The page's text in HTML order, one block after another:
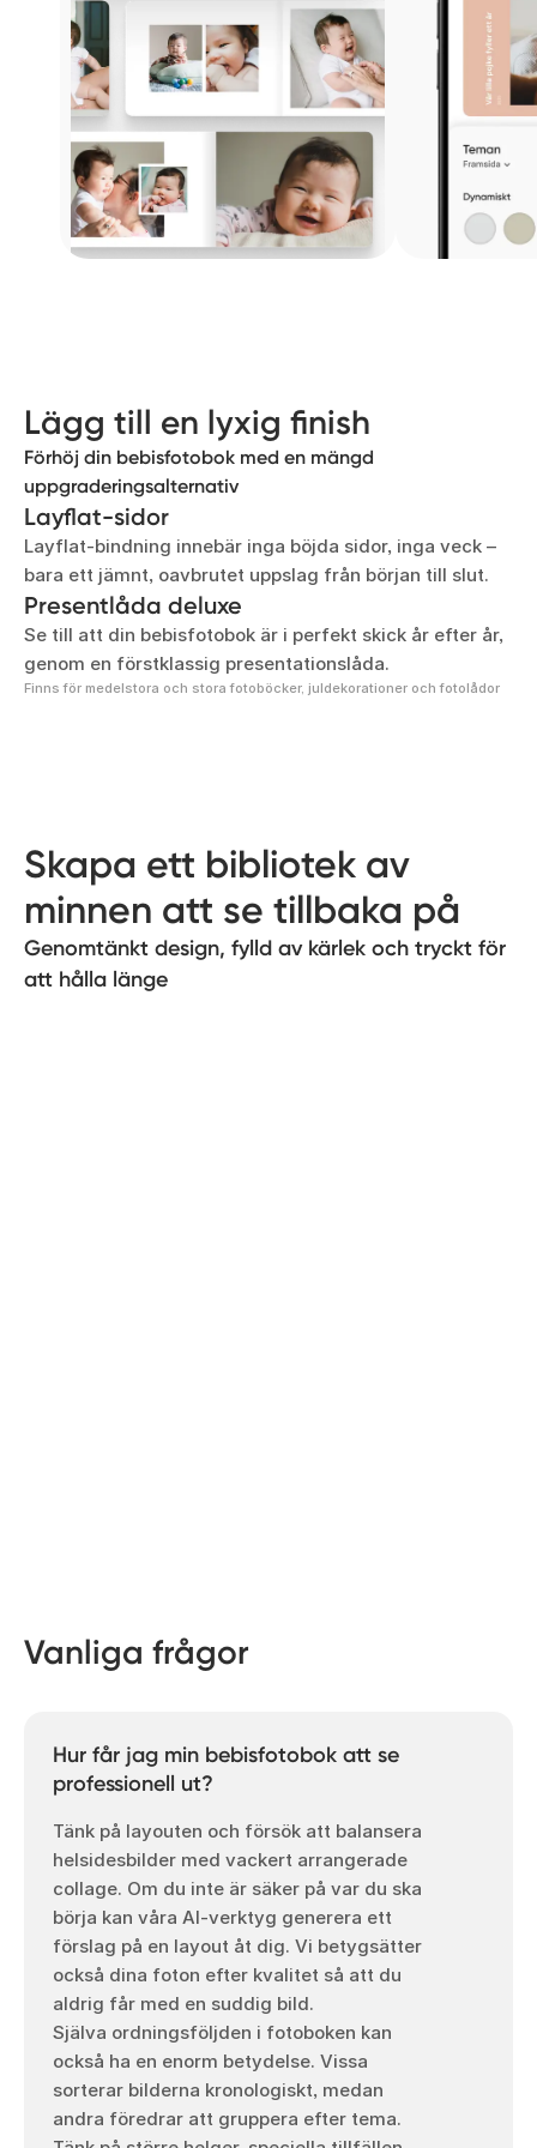
Lägg till en lyxig finish
Förhöj din bebisfotobok med en mängd
uppgraderingsalternativ
Layflat-sidor
Layflat-bindning innebär inga böjda sidor, inga veck –
bara ett jämnt, oavbrutet uppslag från början till slut.
Presentlåda deluxe
Se till att din bebisfotobok är i perfekt skick år efter år,
genom en förstklassig presentationslåda.
Finns för medelstora och stora fotoböcker, juldekorationer och fotolådor
Skapa ett bibliotek av
minnen att se tillbaka på
Genomtänkt design, fylld av kärlek och tryckt för
att hålla länge
Vanliga frågor
Hur får jag min bebisfotobok att se
professionell ut?
Tänk på layouten och försök att balansera
helsidesbilder med vackert arrangerade
collage. Om du inte är säker på var du ska
börja kan våra AI-verktyg generera ett
förslag på en layout åt dig. Vi betygsätter
också dina foton efter kvalitet så att du
aldrig får med en suddig bild.
Själva ordningsföljden i fotoboken kan
också ha en enorm betydelse. Vissa
sorterar bilderna kronologiskt, medan
andra föredrar att gruppera efter tema.